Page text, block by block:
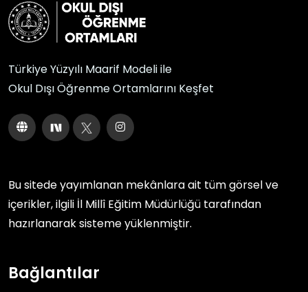
Türkiye Yüzyılı Maarif Modeli ile
Okul Dışı Öğrenme Ortamlarını Keşfet
Bu sitede yayımlanan mekânlara ait tüm görsel ve
içerikler, ilgili İl Millî Eğitim Müdürlüğü tarafından
hazırlanarak sisteme yüklenmiştir.
Bağlantılar